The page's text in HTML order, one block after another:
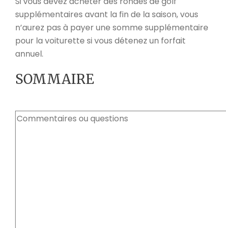
supplémentaires avant la fin de la saison, vous
n’aurez pas à payer une somme supplémentaire
pour la voiturette si vous détenez un forfait
annuel.
SOMMAIRE